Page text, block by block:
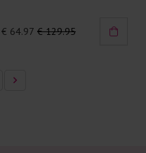
€ 64.97 € 129.95